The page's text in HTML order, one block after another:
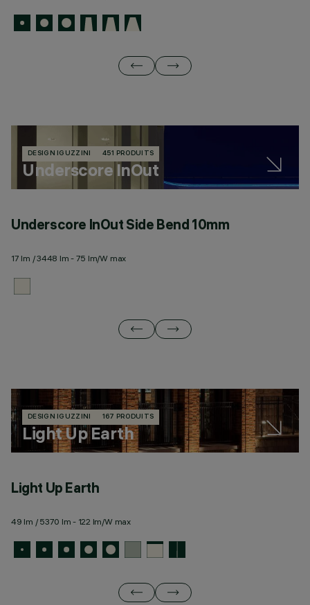
DESIGN IGUZZINI 451 PRODUITS
Underscore InOut
Underscore InOut Side Bend 10mm
17 lm / 3448 lm - 75 lm/W max
DESIGN IGUZZINI 167 PRODUITS
Light Up Earth
Light Up Earth
49 lm / 5370 lm - 122 lm/W max